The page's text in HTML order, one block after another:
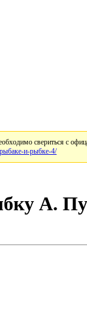
свериться с
и-рыбке-4/
А.